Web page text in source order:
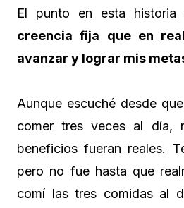
El punto en esta
creencia fija que en
avanzar y lograr mis
Aunque escuché desde
comer tres veces al día,
beneficios fueran reales.
pero no fue hasta que
comí las tres comidas al